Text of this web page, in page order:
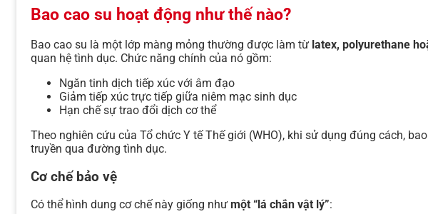
Bao cao su hoạt động như thế nào?
Bao cao su là một lớp màng mỏng thường được làm từ latex, polyurethane
quan hệ tình dục. Chức năng chính của nó gồm:
Ngăn tinh dịch tiếp xúc với âm đạo
Giảm tiếp xúc trực tiếp giữa niêm mạc sinh dục
Hạn chế sự trao đổi dịch cơ thể
Theo nghiên cứu của Tổ chức Y tế Thế giới (WHO), khi sử dụng đúng cách,
truyền qua đường tình dục.
Cơ chế bảo vệ
Có thể hình dung cơ chế này giống như một “lá chắn vật lý”: